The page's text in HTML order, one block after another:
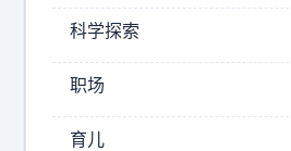
聿
，
他
国
有
一
个
命
科学探索
职场
育儿